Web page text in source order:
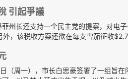
引起爭議
州长还支持一个民主党的提案，对电
，该税收方案还欲在每支雪茄征收
（周一），市长白思豪签署了一组旨